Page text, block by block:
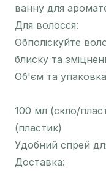
ванну для
Для волосся:
Обполіскуйте
блиску та
Об'єм та
100 мл (скло/
(пластик)
Удобний спрей
Доставка: